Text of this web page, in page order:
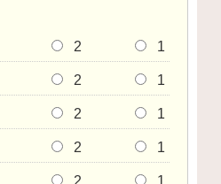
2 1
2 1
2 1
2 1
2 1